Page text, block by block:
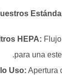
HEPA:
para una
Uso:Apertura